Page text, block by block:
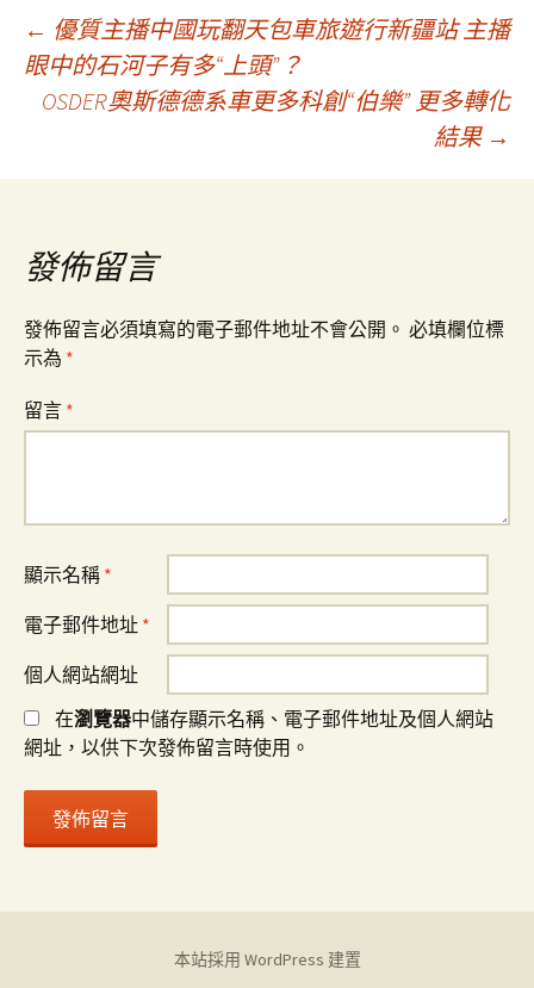
文
章
導
覽
← 優質主播中國玩翻天包車旅遊行新疆站 主播
眼中的石河子有多“上頭”？
OSDER奧斯德德系車更多科創“伯樂” 更多轉化
結果 →
發佈留言
發佈留言必須填寫的電子郵件地址不會公開。 必填欄位標
示為 *
留言 *
顯示名稱 *
電子郵件地址 *
個人網站網址
在瀏覽器中儲存顯示名稱、電子郵件地址及個人網站
網址，以供下次發佈留言時使用。
本站採用 WordPress 建置